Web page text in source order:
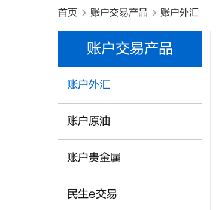
首页 账户交易产品 账户外汇
账户交易产品
账户外汇
账户原油
账户贵金属
民生e交易